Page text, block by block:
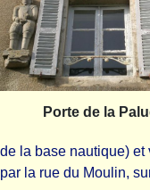
Porte de la
de la base nautique)
par la rue du Moulin,